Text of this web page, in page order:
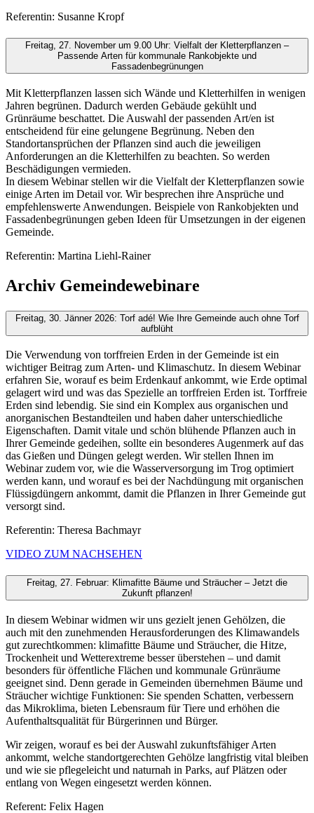
Referentin: Susanne Kropf
Freitag, 27. November um 9.00 Uhr: Vielfalt der Kletterpflanzen –
Passende Arten für kommunale Rankobjekte und
Fassadenbegrünungen
Mit Kletterpflanzen lassen sich Wände und Kletterhilfen in wenigen
Jahren begrünen. Dadurch werden Gebäude gekühlt und
Grünräume beschattet. Die Auswahl der passenden Art/en ist
entscheidend für eine gelungene Begrünung. Neben den
Standortansprüchen der Pflanzen sind auch die jeweiligen
Anforderungen an die Kletterhilfen zu beachten. So werden
Beschädigungen vermieden.
In diesem Webinar stellen wir die Vielfalt der Kletterpflanzen sowie
einige Arten im Detail vor. Wir besprechen ihre Ansprüche und
empfehlenswerte Anwendungen. Beispiele von Rankobjekten und
Fassadenbegrünungen geben Ideen für Umsetzungen in der eigenen
Gemeinde.
Referentin: Martina Liehl-Rainer
Archiv Gemeindewebinare
Freitag, 30. Jänner 2026: Torf adé! Wie Ihre Gemeinde auch ohne Torf
aufblüht
Die Verwendung von torffreien Erden in der Gemeinde ist ein
wichtiger Beitrag zum Arten- und Klimaschutz. In diesem Webinar
erfahren Sie, worauf es beim Erdenkauf ankommt, wie Erde optimal
gelagert wird und was das Spezielle an torffreien Erden ist. Torffreie
Erden sind lebendig. Sie sind ein Komplex aus organischen und
anorganischen Bestandteilen und haben daher unterschiedliche
Eigenschaften. Damit vitale und schön blühende Pflanzen auch in
Ihrer Gemeinde gedeihen, sollte ein besonderes Augenmerk auf das
das Gießen und Düngen gelegt werden. Wir stellen Ihnen im
Webinar zudem vor, wie die Wasserversorgung im Trog optimiert
werden kann, und worauf es bei der Nachdüngung mit organischen
Flüssigdüngern ankommt, damit die Pflanzen in Ihrer Gemeinde gut
versorgt sind.
Referentin: Theresa Bachmayr
VIDEO ZUM NACHSEHEN
Freitag, 27. Februar: Klimafitte Bäume und Sträucher – Jetzt die
Zukunft pflanzen!
In diesem Webinar widmen wir uns gezielt jenen Gehölzen, die
auch mit den zunehmenden Herausforderungen des Klimawandels
gut zurechtkommen: klimafitte Bäume und Sträucher, die Hitze,
Trockenheit und Wetterextreme besser überstehen – und damit
besonders für öffentliche Flächen und kommunale Grünräume
geeignet sind. Denn gerade in Gemeinden übernehmen Bäume und
Sträucher wichtige Funktionen: Sie spenden Schatten, verbessern
das Mikroklima, bieten Lebensraum für Tiere und erhöhen die
Aufenthaltsqualität für Bürgerinnen und Bürger.
Wir zeigen, worauf es bei der Auswahl zukunftsfähiger Arten
ankommt, welche standortgerechten Gehölze langfristig vital bleiben
und wie sie pflegeleicht und naturnah in Parks, auf Plätzen oder
entlang von Wegen eingesetzt werden können.
Referent: Felix Hagen